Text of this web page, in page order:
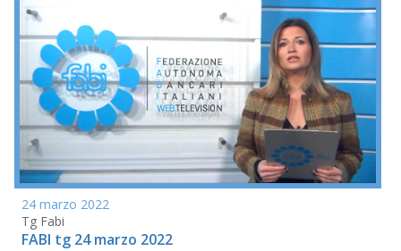
24 marzo 2022
Tg Fabi
FABI tg 24 marzo 2022